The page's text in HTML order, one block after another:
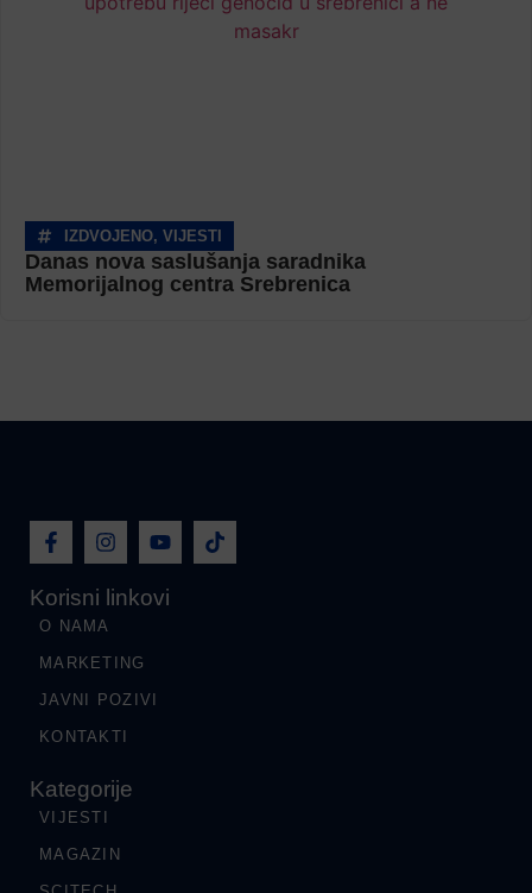
IZDVOJENO, VIJESTI
Danas nova saslušanja saradnika
Memorijalnog centra Srebrenica
Korisni linkovi
O NAMA
MARKETING
JAVNI POZIVI
KONTAKTI
Kategorije
VIJESTI
MAGAZIN